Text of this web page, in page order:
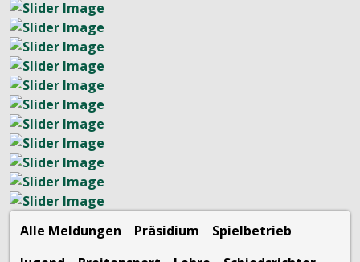
Alle Meldungen Präsidium
Spielbetrieb